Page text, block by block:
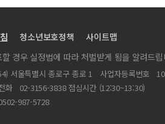
청소년보호정책
사이트맵
경우 실정법에 따라 처벌받게 됨을 알려드립
서울특별시 종로구 종로 1 사업자등록번호
화
02-3156-3838 점심시간 (12:30~13:30)
987-5728